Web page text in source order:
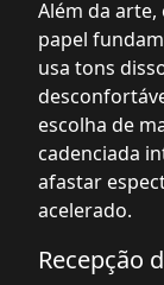
Além da
papel
usa tons
escolha de
cadenciada
afastar
acelerado.
Recepção